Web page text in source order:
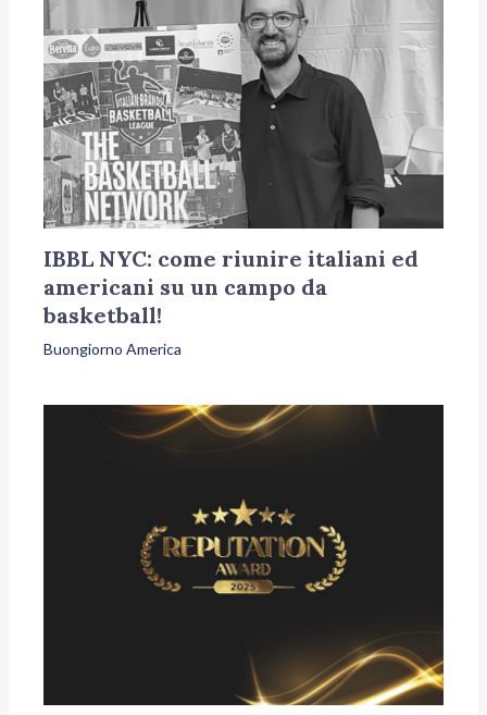
IBBL NYC: come riunire italiani ed
americani su un campo da
basketball!
Buongiorno America